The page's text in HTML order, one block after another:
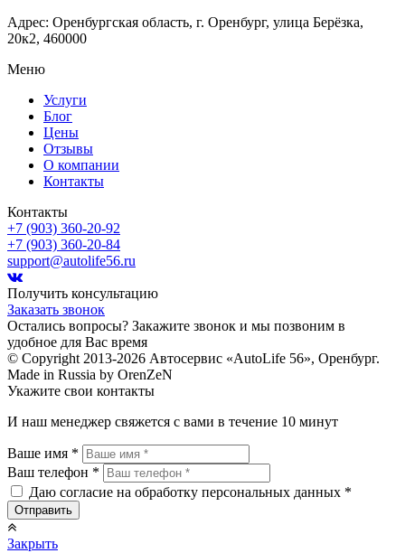
Адрес: Оренбургская область, г. Оренбург, улица Берёзка,
20к2, 460000
Меню
Услуги
Блог
Цены
Отзывы
О компании
Контакты
Контакты
+7 (903) 360-20-92
+7 (903) 360-20-84
support@autolife56.ru
Получить консультацию
Заказать звонок
Остались вопросы? Закажите звонок и мы позвоним в
удобное для Вас время
© Copyright 2013-2026 Автосервис «AutoLife 56», Оренбург.
Made in Russia by OrenZeN
Укажите свои контакты
И наш менеджер свяжется с вами в течение 10 минут
Ваше имя *
Ваш телефон *
Даю согласие на обработку персональных данных *
Закрыть